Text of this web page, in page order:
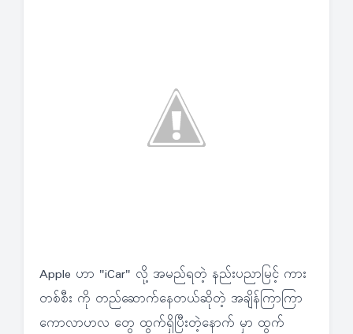
Apple ဟာ "iCar" လို့ အမည်ရတဲ့ နည်းပညာမြင့် ကား
တစ်စီး ကို တည်ဆောက်နေတယ်ဆိုတဲ့ အချိန်ကြာကြာ
ကောလာဟလ တွေ ထွက်ရှိပြီးတဲ့နောက် မှာ ထွက်